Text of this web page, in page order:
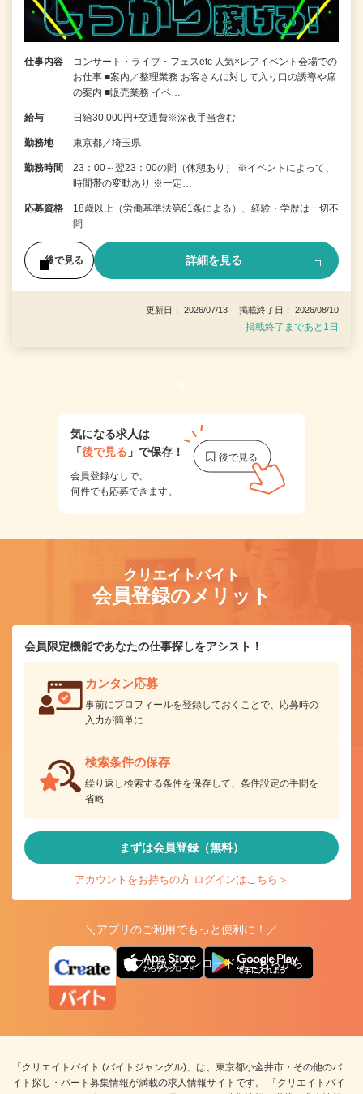
仕事内容
コンサート・ライブ・フェスetc 人気×レアイベント会場での
お仕事 ■案内／整理業務 お客さんに対して入り口の誘導や席
の案内 ■販売業務 イベ…
給与 日給30,000円+交通費※深夜手当含む
勤務地 東京都／埼玉県
勤務時間
23：00～翌23：00の間（休憩あり） ※イベントによって、
時間帯の変動あり ※一定…
応募資格
18歳以上（労働基準法第61条による）、経験・学歴は一切不
問
後で見る 詳細を見る
更新日： 2026/07/13 掲載終了日： 2026/08/10
掲載終了まであと1日
1
気になる求人は
「後で見る 」で保存！
会員登録なしで、
何件でも応募できます。
クリエイトバイト
会員登録のメリット
会員限定機能であなたの仕事探しをアシスト！
カンタン応募
事前にプロフィールを登録しておくことで、応募時の
入力が簡単に
検索条件の保存
繰り返し検索する条件を保存して、条件設定の手間を
省略
まずは会員登録（無料）
アカウントをお持ちの方 ログインはこちら＞
＼アプリのご利用でもっと便利に！／
アプリ版ダウンロードはこちらから
「クリエイトバイト (バイトジャングル)」は、東京都小金井市・その他のバ
イト探し・パート募集情報が満載の求人情報サイトです。 「クリエイトバイ